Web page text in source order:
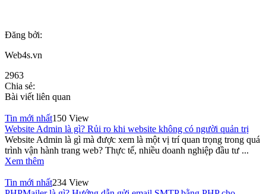
Đăng bởi:
Web4s.vn
2963
Chia sẻ:
Bài viết liên quan
Tin mới nhất150 View
Website Admin là gì? Rủi ro khi website không có người quản trị
Website Admin là gì mà được xem là một vị trí quan trọng trong quá
trình vận hành trang web? Thực tế, nhiều doanh nghiệp đầu tư ...
Xem thêm
Tin mới nhất234 View